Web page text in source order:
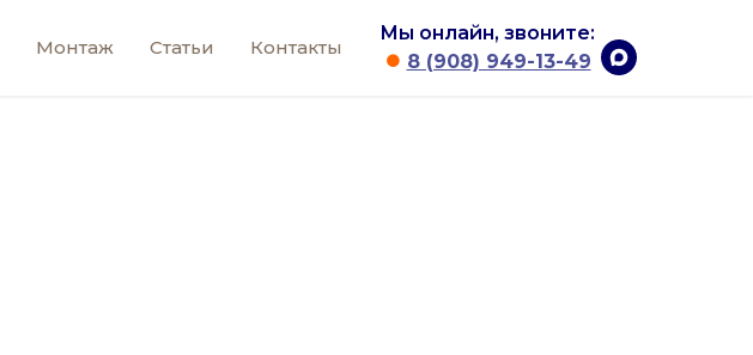
Монтаж Статьи Контакты
Мы онлайн, звоните:
⏺ 8 (908) 949-13-49